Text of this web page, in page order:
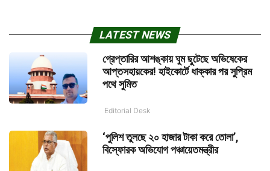
LATEST NEWS
গ্রেপ্তারির আশঙ্কায় ঘুম ছুটেছে অভিষেকের
আপ্তসহায়কের! হাইকোর্টে ধাক্কার পর সুপ্রিম
পথে সুমিত
Editorial Desk
‘পুলিশ তুলছে ২০ হাজার টাকা করে তোলা’,
বিস্ফোরক অভিযোগ পঞ্চায়েতমন্ত্রীর